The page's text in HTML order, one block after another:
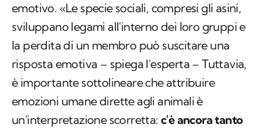
emotivo. «Le specie sociali, compresi gli asini,
sviluppano legami all'interno dei loro gruppi e
la perdita di un membro può suscitare una
risposta emotiva – spiega l'esperta – Tuttavia,
è importante sottolineare che attribuire
emozioni umane dirette agli animali è
un'interpretazione scorretta: c'è ancora tanto